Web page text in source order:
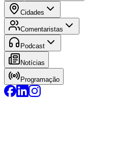
Cidades
Comentaristas
Podcast
Notícias
Programação